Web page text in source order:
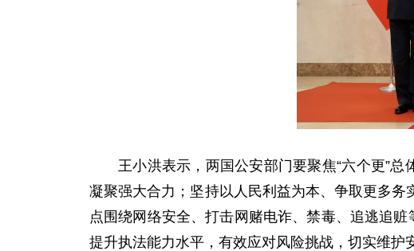
王小洪表示，两国公安部门要聚焦“六个更”
凝聚强大合力；坚持以人民利益为本、争取更多
点围绕网络安全、打击网赌电诈、禁毒、追逃追
提升执法能力水平，有效应对风险挑战，切实维护